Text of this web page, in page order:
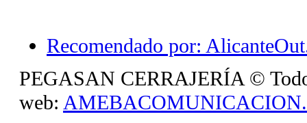
Recomendado por:
PEGASAN CERRAJERÍA ©
web: